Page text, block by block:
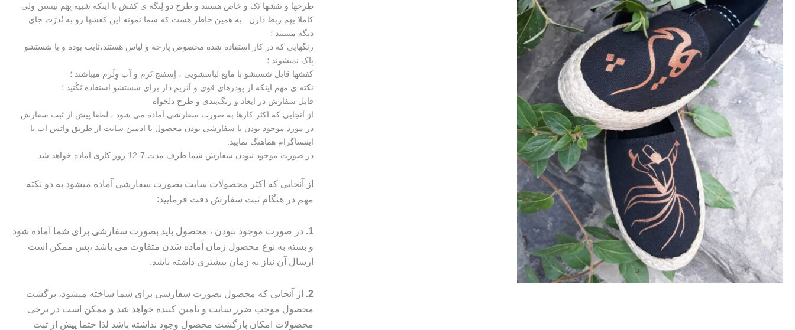
طرحها و نقشها تَک و خاص هستند و طرح دو لِنگه ی کفش با اینکه شبیه بِهَم نیستن ولی
کاملا بهم ربط دارن . به همین خاطر هست که شما نمونه این کفشها رو به نُدرَت جای
دیگه میبینید ؛
رنگهایی که در کار استفاده شده مخصوص پارچه و لباس هستند،ثابت بوده و با شستشو
پاک نمیشوند ؛
کفشها قابل شستشو با مایع لباسشویی ، اِسفنج نَرم و آب وِلَرم میباشند ؛
نکته ی مهم اینکه از پودرهای قوی و آنزیم دار برای شستشو استفاده نَکُنید ؛
قابل سفارش در ابعاد و رنگ‌بندی و طرح دلخواه
از آنجایی که اکثر کارها به صورت سفارشی آماده می شود ، لطفا پیش از ثبت سفارش
در مورد موجود بودن یا سفارشی بودن محصول با ادمین سایت از طریق واتس اپ یا
اینستاگرام هماهنگ نمایید.
در صورت موجود نبودن سفارش شما ظرف مدت 7-12 روز کاری اماده خواهد شد.
از آنجایی که اکثر محصولات سایت بصورت سفارشی آماده میشود به دو نکته
مهم در هنگام ثبت سفارش دقت فرمایید:
1. در صورت موجود نبودن ، محصول باید بصورت سفارشی برای شما آماده شود
و بسته به نوع محصول زمان آماده شدن متفاوت می باشد ،پس ممکن است
ارسال آن نیاز به زمان بیشتری داشته باشد.
2.
از آنجایی که محصول بصورت سفارشی برای شما ساخته میشود، برگشت
محصول موجب ضرر سایت و تامین کننده خواهد شد و ممکن است در برخی
محصولات امکان بازگشت محصول وجود نداشته باشد لذا حتما پیش از ثبت